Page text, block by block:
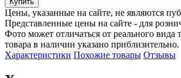
Цены, указанные на сайте, не являются
Представленные цены на сайте - для
Фото может отличаться от реального вида
товара в наличии указано приблизительно.
Характеристики Похожие товары Отзывы